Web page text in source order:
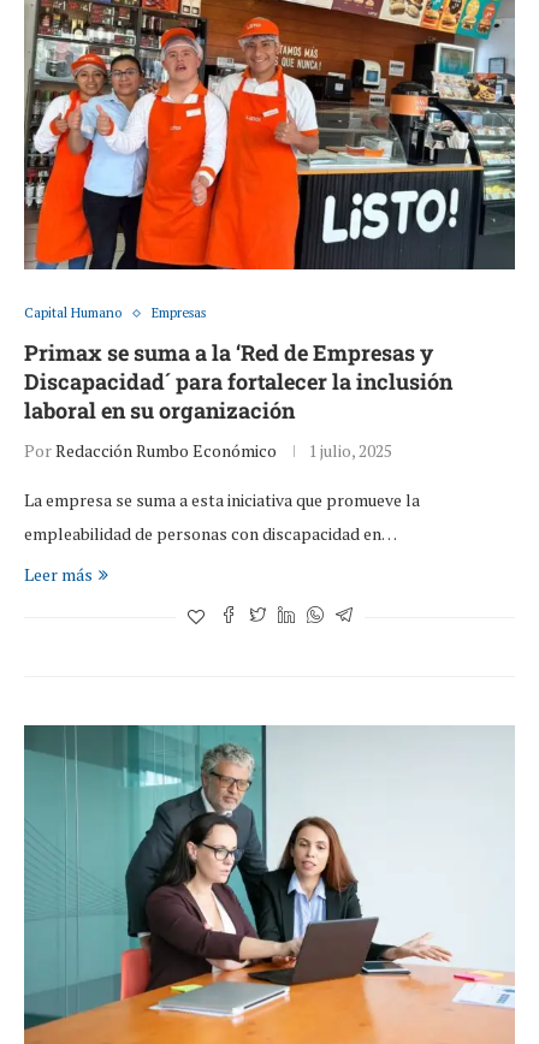
Capital Humano Empresas
Primax se suma a la ‘Red de Empresas y
Discapacidad´ para fortalecer la inclusión
laboral en su organización
PorRedacción Rumbo Económico 1 julio, 2025
La empresa se suma a esta iniciativa que promueve la
empleabilidad de personas con discapacidad en…
Leer más